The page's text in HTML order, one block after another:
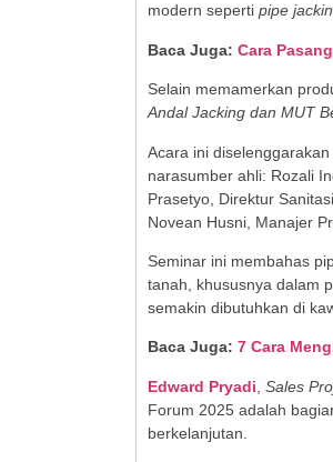
modern seperti pipe
Baca Juga: Cara
Selain memamerkan
Andal Jacking dan MUT
Acara ini
narasumber ahli: Rozali
Prasetyo, Direktur
Novean Husni, Manajer
Seminar ini membahas
tanah, khususnya dalam
semakin dibutuhkan di
Baca Juga: 7 Cara
Edward Pryadi Sales
Forum 2025 adalah
berkelanjutan.